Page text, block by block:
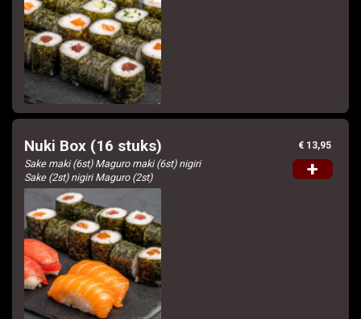
Nuki Box (16 stuks)
Sake maki (6st) Maguro maki (6st) nigiri
Sake (2st) nigiri Maguro (2st)
€ 13,95
+